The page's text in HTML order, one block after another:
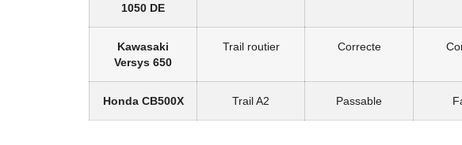
1050 DE
Kawasaki
Versys 650
Trail routier Correcte
Honda CB500X Trail A2 Passable